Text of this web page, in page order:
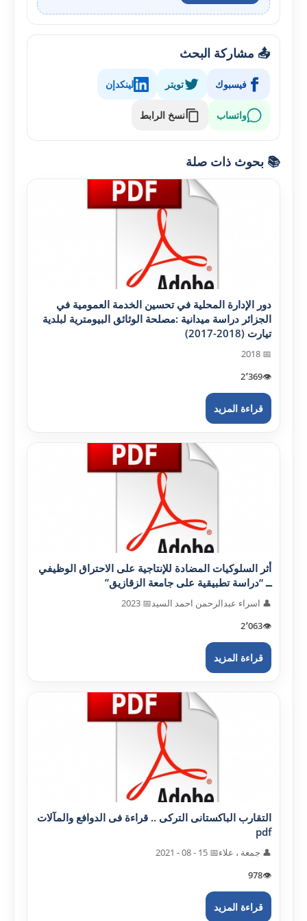
📤 مشاركة البحث
فيسبوك تويتر لينكدإن
واتساب نسخ الرابط
📚 بحوث ذات صلة
دور الإدارة المحلية في تحسين الخدمة العمومية في
الجزائر دراسة ميدانية :مصلحة الوثائق البيومترية لبلدية
تيارت (2018-2017)
📅 2018
👁️2٬369
قراءة المزيد
أثر السلوکيات المضادة للإنتاجية على الاحتراق الوظيفي
ــ “دراسة تطبيقية على جامعة الزقازيق”
👤 اسراء عبدالرحمن احمد السيد📅 2023
👁️2٬063
قراءة المزيد
التقارب الباکستانى الترکى .. قراءة فى الدوافع والمآلات
pdf
👤 جمعة ، علاء📅 15 - 08 - 2021
👁️
978
قراءة المزيد